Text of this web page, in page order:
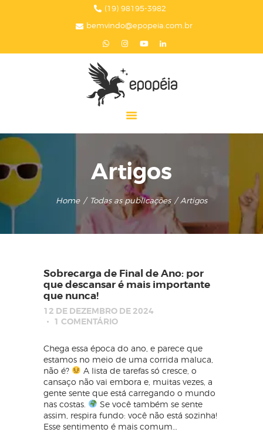
(19) 98195-3982
bemvindo@epopeia.com.br
Artigos
Home Todas as publicações Artigos
A EPOPÉIA
SERVIÇOS
EPOPÉIA NA MÍDIA
PRESENTES
Sobrecarga de Final de Ano: por
que descansar é mais importante
que nunca!
12 DE DEZEMBRO DE 2024
1 COMENTÁRIO
Chega essa época do ano, e parece que
estamos no meio de uma corrida maluca,
não é?
A lista de tarefas só cresce, o
cansaço não vai embora e, muitas vezes, a
gente sente que está carregando o mundo
nas costas.
Se você também se sente
assim, respira fundo: você não está sozinha!
Esse sentimento é mais comum…